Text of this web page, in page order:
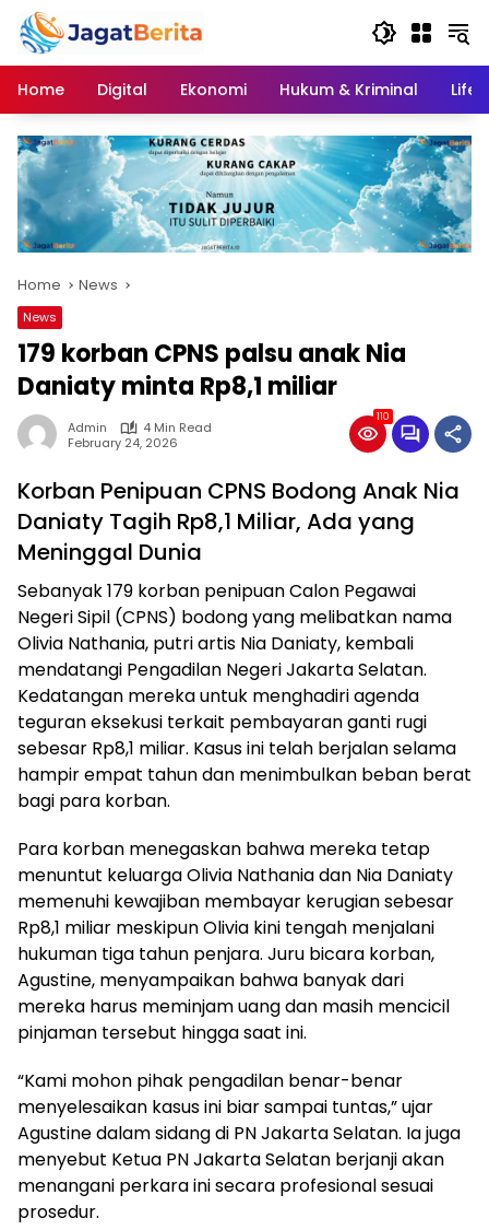
content
Home
Digital Ekonomi Hukum & Kriminal
Home News
News
179 korban CPNS palsu anak Nia
Daniaty minta Rp8,1 miliar
Admin
4 Min Read
February 24, 2026
110
Korban Penipuan CPNS Bodong Anak Nia
Daniaty Tagih Rp8,1 Miliar, Ada yang
Meninggal Dunia
Sebanyak 179 korban penipuan Calon Pegawai
Negeri Sipil (CPNS) bodong yang melibatkan nama
Olivia Nathania, putri artis Nia Daniaty, kembali
mendatangi Pengadilan Negeri Jakarta Selatan.
Kedatangan mereka untuk menghadiri agenda
teguran eksekusi terkait pembayaran ganti rugi
sebesar Rp8,1 miliar. Kasus ini telah berjalan selama
hampir empat tahun dan menimbulkan beban berat
bagi para korban.
Para korban menegaskan bahwa mereka tetap
menuntut keluarga Olivia Nathania dan Nia Daniaty
memenuhi kewajiban membayar kerugian sebesar
Rp8,1 miliar meskipun Olivia kini tengah menjalani
hukuman tiga tahun penjara. Juru bicara korban,
Agustine, menyampaikan bahwa banyak dari
mereka harus meminjam uang dan masih mencicil
pinjaman tersebut hingga saat ini.
“Kami mohon pihak pengadilan benar-benar
menyelesaikan kasus ini biar sampai tuntas,” ujar
Agustine dalam sidang di PN Jakarta Selatan. Ia juga
menyebut Ketua PN Jakarta Selatan berjanji akan
menangani perkara ini secara profesional sesuai
prosedur.